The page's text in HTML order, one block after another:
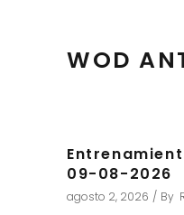
WOD
09-08-2026
agosto 2, 2026 By